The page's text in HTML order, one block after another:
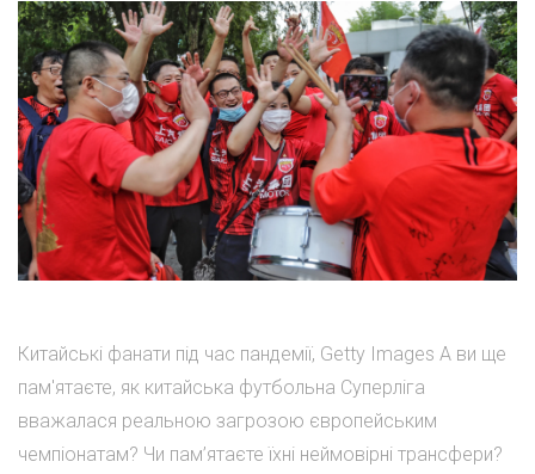
Китайські фанати під час пандемії, Getty Images А ви ще
пам'ятаєте, як китайська футбольна Суперліга
вважалася реальною загрозою європейським
чемпіонатам? Чи пам’ятаєте їхні неймовірні трансфери?